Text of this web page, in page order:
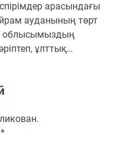
арасындағы
ауданының төрт
облысымыздың
ұлттық…
*